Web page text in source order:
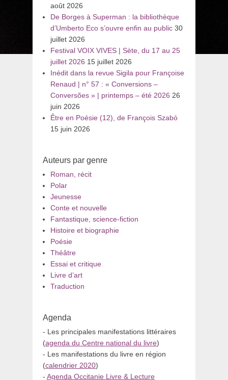
août 2026
De Borges à Superman : la bibliothèque
d’Umberto Eco s’ouvre enfin au public 30
juillet 2026
Festival VOIX VIVES | Sète, du 17 au 25
juillet 2026 15 juillet 2026
Inédit dans la revue Sigila pour Françoise
Renaud | n° 57 : « Conversions –
Conversões » | printemps – été 2026 26
juin 2026
Être en Poésie (12), de François Szabó
15 juin 2026
Auteurs par genre
Roman, récit
Polar
Jeunesse
Conte et nouvelle
Fantastique, science-fiction
Histoire et biographie
Poésie
Théâtre
Essai et critique
Livre d’art
Traduction
Agenda
- Les principales manifestations littéraires
(agenda du Centre national du livre)
- Les manifestations du livre en région
(calendrier 2020)
- Agenda Occitanie Livre & Lecture